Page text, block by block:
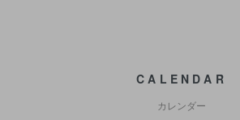
CALENDAR
カレンダー